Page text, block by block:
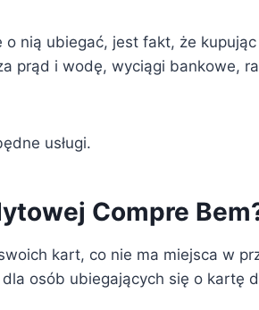
nią ubiegać, jest fakt, że
prąd i wodę, wyciągi bankowe,
usługi.
Compre
kart, co nie ma miejsca w
osób ubiegających się o kartę